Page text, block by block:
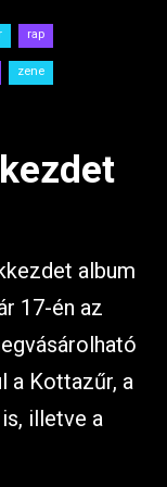
rap
zene
album
17-én az
a Kottazűr, a
illetve a